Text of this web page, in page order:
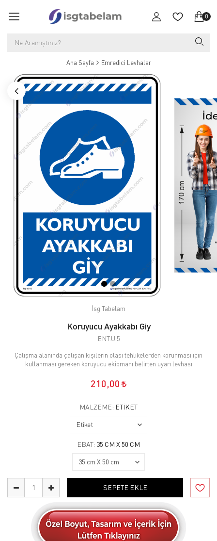
0
Ana Sayfa Emredici Levhalar
İsg Tabelam
Koruyucu Ayakkabı Giy
ENT.U.5
Çalışma alanında çalışan kişilerin olası tehlikelerden korunması için
kullanması gereken koruyucu ekipmanı belirten uyarı levhası
210,00
MALZEME: ETIKET
EBAT: 35 CM X 50 CM
SEPETE EKLE